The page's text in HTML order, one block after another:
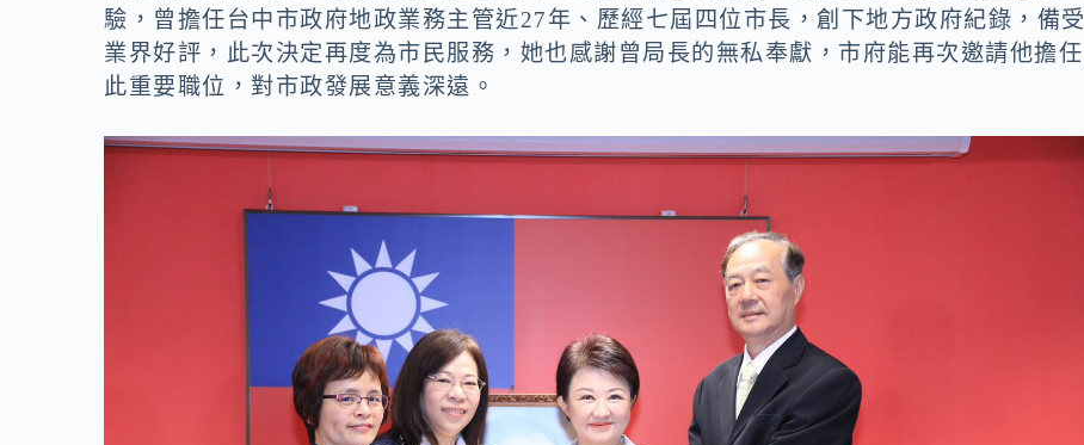
驗，曾擔任台中市政府地政業務主管近27年、歷經七屆四位市長，創下地方政府紀錄，備受
業界好評，此次決定再度為市民服務，她也感謝曾局長的無私奉獻，市府能再次邀請他擔任
此重要職位，對市政發展意義深遠。